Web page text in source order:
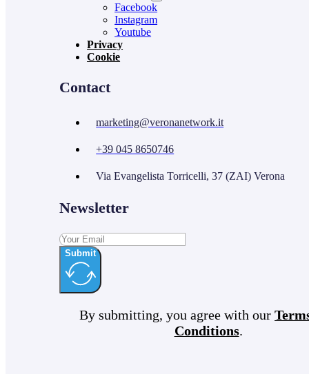
Facebook
Instagram
Youtube
Privacy
Cookie
Contact
marketing@veronanetwork.it
+39 045 8650746
Via Evangelista Torricelli, 37 (ZAI) Verona
Newsletter
Submit
By submitting, you agree with our
Conditions.